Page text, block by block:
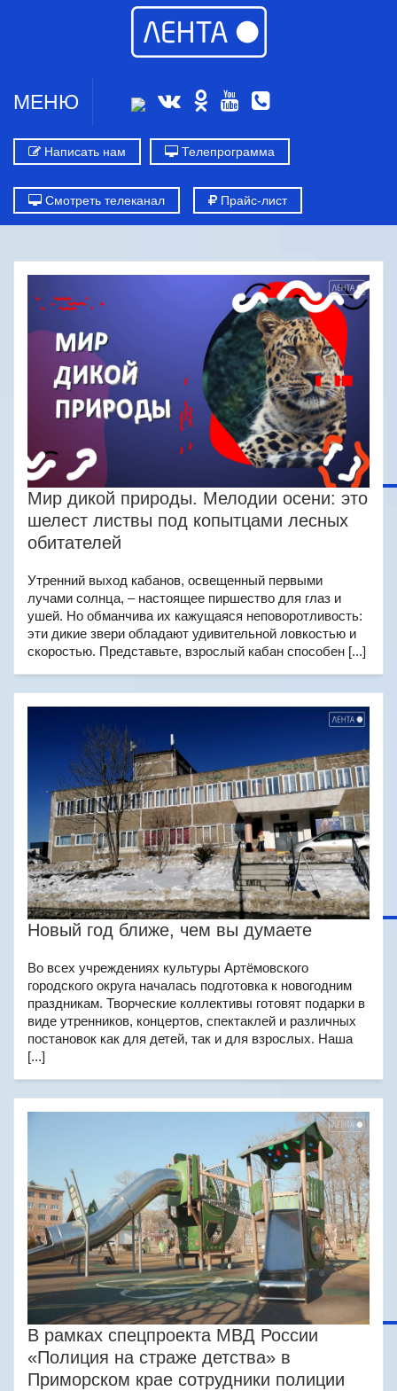
МЕНЮ
Написать нам Телепрограмма
Смотреть телеканал Прайс-лист
Мир дикой природы. Мелодии осени: это
шелест листвы под копытцами лесных
обитателей
Утренний выход кабанов, освещенный первыми
лучами солнца, – настоящее пиршество для глаз и
ушей. Но обманчива их кажущаяся неповоротливость:
эти дикие звери обладают удивительной ловкостью и
скоростью. Представьте, взрослый кабан способен [...]
Новый год ближе, чем вы думаете
Во всех учреждениях культуры Артёмовского
городского округа началась подготовка к новогодним
праздникам. Творческие коллективы готовят подарки в
виде утренников, концертов, спектаклей и различных
постановок как для детей, так и для взрослых. Наша
[...]
В рамках спецпроекта МВД России
«Полиция на страже детства» в
Приморском крае сотрудники полиции